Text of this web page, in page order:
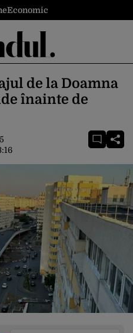
Economic
de la Doamna
înainte de